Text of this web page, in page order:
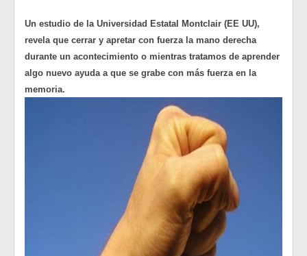
Un estudio de la Universidad Estatal Montclair (EE UU),
revela que cerrar y apretar con fuerza la mano derecha
durante un acontecimiento o mientras tratamos de aprender
algo nuevo ayuda a que se grabe con más fuerza en la
memoria.